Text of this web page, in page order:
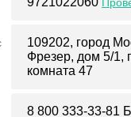
109202, город
Фрезер, дом 5/1,
комната 47
8 800 333-33-81